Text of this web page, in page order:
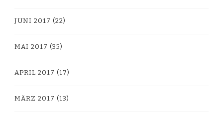
JUNI 2017 (22)
MAI 2017 (35)
APRIL 2017 (17)
MÄRZ 2017 (13)